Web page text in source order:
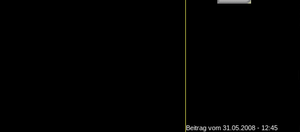
Beitrag vom 31.05.2008 - 12:45